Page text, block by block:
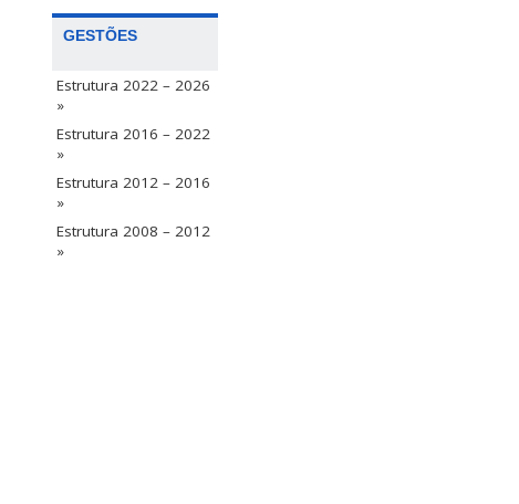
GESTÕES
Estrutura 2022 – 2026
»
Estrutura 2016 – 2022
»
Estrutura 2012 – 2016
»
Estrutura 2008 – 2012
»